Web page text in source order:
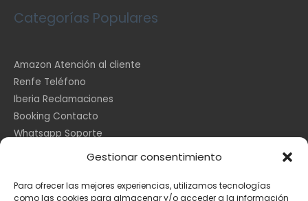
Gestionar consentimiento
Para ofrecer las mejores experiencias, utilizamos tecnologías
como las cookies para almacenar y/o acceder a la información
Categorías Populares
Amazon Atención al cliente
Renfe Teléfono
Iberia Reclamaciones
Booking Contacto
Whatsapp Soporte